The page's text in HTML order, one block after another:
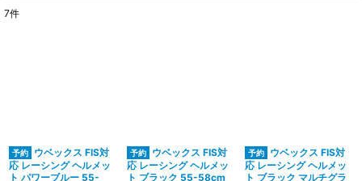
7件
ウベックス FIS対
応 レーシング ヘルメッ
ト パワーブルー 55-
ウベックス FIS対
応 レーシング ヘルメッ
ト ブラック 55-58cm
ウベックス FIS対
応 レーシング ヘルメッ
ト ブラック マルチグラ